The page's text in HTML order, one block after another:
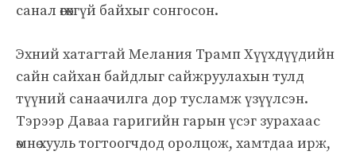
санал өгөхгүй байхыг сонгосон.
Эхний хатагтай Мелания Трамп Хүүхдүүдийн
сайн сайхан байдлыг сайжруулахын тулд
түүний санаачилга дор тусламж үзүүлсэн.
Тэрээр Даваа гаригийн гарын үсэг зурахаас
өмнө хууль тогтоогчдод оролцож, хамтдаа ирж,